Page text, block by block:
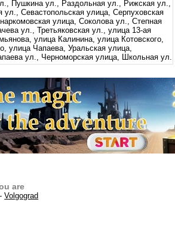
Пушкина ул., Раздольная ул., Рижская ул.,
ул., Севастопольская улица, Серпуховская
улица, Соколова ул., Степная
ул., Третьяковская ул., улица 13-ая
улица Калинина, улица Котовского,
улица Чапаева, Уральская улица,
ул., Черноморская улица, Школьная ул.
are
Volgograd